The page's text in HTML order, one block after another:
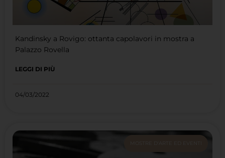
Kandinsky a Rovigo: ottanta capolavori in mostra a
Palazzo Rovella
LEGGI DI PIÙ
04/03/2022
MOSTRE D'ARTE ED EVENTI